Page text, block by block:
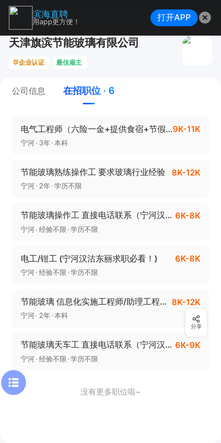
天津旗滨节能玻璃有限公司
企业认证 最佳雇主
公司信息 在招职位 · 6
电气工程师（六险一金+提供食宿+节假日福利）9K-11K
宁河 3年 本科
节能玻璃熟练操作工 要求玻璃行业经验 8K-12K
宁河 2年 学历不限
节能玻璃操作工 直接电话联系（宁河汉沽求职必看！） 6K-8K
宁河 经验不限 学历不限
电工/钳工 (宁河汉沽东丽求职必看！) 6K-8K
宁河 经验不限 学历不限
节能玻璃 信息化实施工程师/助理工程师 （MES产线数字化+二次开发方向） 8K-12K
宁河 2年 本科
节能玻璃天车工 直接电话联系（宁河汉沽东丽求职必看！） 6K-9K
宁河 经验不限 学历不限
没有更多职位啦~
分享
滨海直聘
用app更方便！ 打开APP